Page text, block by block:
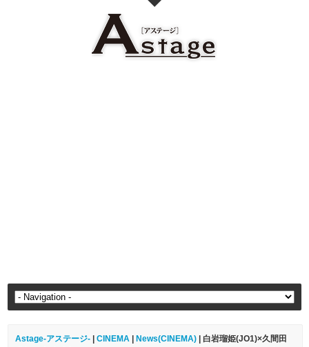
Astage-アステージ- |CINEMA News(CINEMA) | 白岩瑠姫(JO1)×久間田